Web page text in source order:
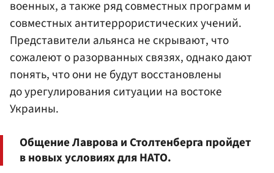
военных, а также ряд совместных программ и
совместных антитеррористических учений.
Представители альянса не скрывают, что
сожалеют о разорванных связях, однако дают
понять, что они не будут восстановлены
до урегулирования ситуации на востоке
Украины.
Общение Лаврова и Столтенберга пройдет
в новых условиях для НАТО.